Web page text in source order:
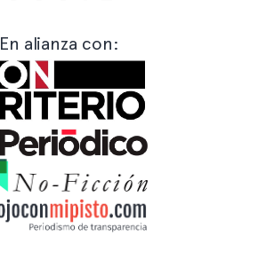
En alianza con: